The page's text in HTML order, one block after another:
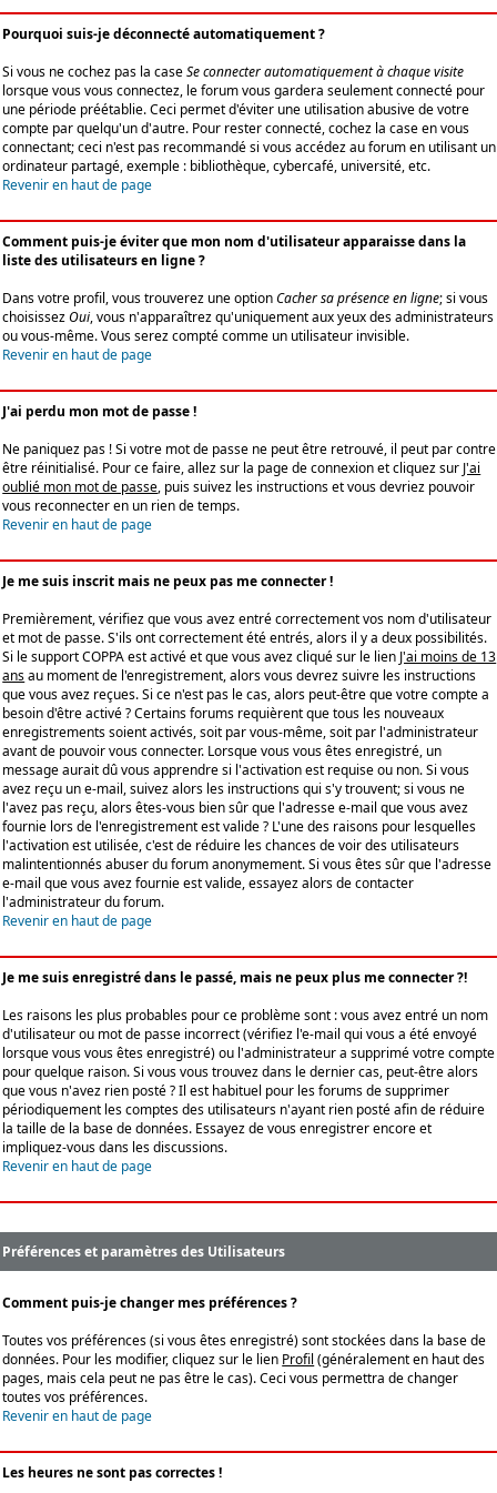
Pourquoi suis-je déconnecté automatiquement ?
Si vous ne cochez pas la caseSe connecter automatiquement à chaque visite
lorsque vous vous connectez, le forum vous gardera seulement connecté pour
une période préétablie. Ceci permet d'éviter une utilisation abusive de votre
compte par quelqu'un d'autre. Pour rester connecté, cochez la case en vous
connectant; ceci n'est pas recommandé si vous accédez au forum en utilisant un
ordinateur partagé, exemple : bibliothèque, cybercafé, université, etc.
Revenir en haut de page
Comment puis-je éviter que mon nom d'utilisateur apparaisse dans la
liste des utilisateurs en ligne ?
Dans votre profil, vous trouverez une optionCacher sa présence en ligne; si vous
choisissezOui, vous n'apparaîtrez qu'uniquement aux yeux des administrateurs
ou vous-même. Vous serez compté comme un utilisateur invisible.
Revenir en haut de page
J'ai perdu mon mot de passe !
Ne paniquez pas ! Si votre mot de passe ne peut être retrouvé, il peut par contre
être réinitialisé. Pour ce faire, allez sur la page de connexion et cliquez sur J'ai
oublié mon mot de passe, puis suivez les instructions et vous devriez pouvoir
vous reconnecter en un rien de temps.
Revenir en haut de page
Je me suis inscrit mais ne peux pas me connecter !
Premièrement, vérifiez que vous avez entré correctement vos nom d'utilisateur
et mot de passe. S'ils ont correctement été entrés, alors il y a deux possibilités.
Si le support COPPA est activé et que vous avez cliqué sur le lien J'ai moins de 13
ansau moment de l'enregistrement, alors vous devrez suivre les instructions
que vous avez reçues. Si ce n'est pas le cas, alors peut-être que votre compte a
besoin d'être activé ? Certains forums requièrent que tous les nouveaux
enregistrements soient activés, soit par vous-même, soit par l'administrateur
avant de pouvoir vous connecter. Lorsque vous vous êtes enregistré, un
message aurait dû vous apprendre si l'activation est requise ou non. Si vous
avez reçu un e-mail, suivez alors les instructions qui s'y trouvent; si vous ne
l'avez pas reçu, alors êtes-vous bien sûr que l'adresse e-mail que vous avez
fournie lors de l'enregistrement est valide ? L'une des raisons pour lesquelles
l'activation est utilisée, c'est de réduire les chances de voir des utilisateurs
malintentionnés abuser du forum anonymement. Si vous êtes sûr que l'adresse
e-mail que vous avez fournie est valide, essayez alors de contacter
l'administrateur du forum.
Revenir en haut de page
Je me suis enregistré dans le passé, mais ne peux plus me connecter ?!
Les raisons les plus probables pour ce problème sont : vous avez entré un nom
d'utilisateur ou mot de passe incorrect (vérifiez l'e-mail qui vous a été envoyé
lorsque vous vous êtes enregistré) ou l'administrateur a supprimé votre compte
pour quelque raison. Si vous vous trouvez dans le dernier cas, peut-être alors
que vous n'avez rien posté ? Il est habituel pour les forums de supprimer
périodiquement les comptes des utilisateurs n'ayant rien posté afin de réduire
la taille de la base de données. Essayez de vous enregistrer encore et
impliquez-vous dans les discussions.
Revenir en haut de page
Préférences et paramètres des Utilisateurs
Comment puis-je changer mes préférences ?
Toutes vos préférences (si vous êtes enregistré) sont stockées dans la base de
données. Pour les modifier, cliquez sur le lien Profil (généralement en haut des
pages, mais cela peut ne pas être le cas). Ceci vous permettra de changer
toutes vos préférences.
Revenir en haut de page
Les heures ne sont pas correctes !